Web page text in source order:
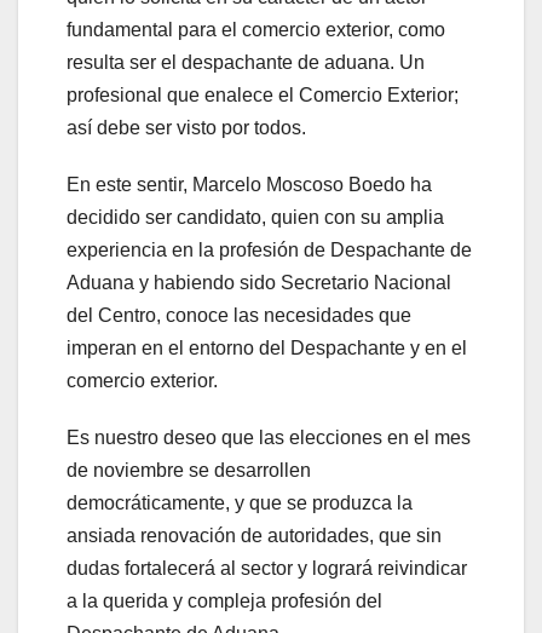
fundamental para el comercio exterior, como
resulta ser el despachante de aduana. Un
profesional que enalece el Comercio Exterior;
así debe ser visto por todos.
En este sentir, Marcelo Moscoso Boedo ha
decidido ser candidato, quien con su amplia
experiencia en la profesión de Despachante de
Aduana y habiendo sido Secretario Nacional
del Centro, conoce las necesidades que
imperan en el entorno del Despachante y en el
comercio exterior.
Es nuestro deseo que las elecciones en el mes
de noviembre se desarrollen
democráticamente, y que se produzca la
ansiada renovación de autoridades, que sin
dudas fortalecerá al sector y logrará reivindicar
a la querida y compleja profesión del